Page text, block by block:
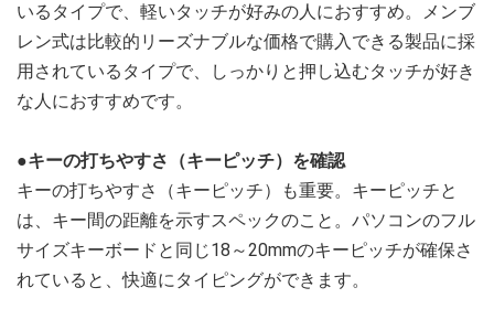
いるタイプで、軽いタッチが好みの人におすすめ。メンブ
レン式は比較的リーズナブルな価格で購入できる製品に採
用されているタイプで、しっかりと押し込むタッチが好き
な人におすすめです。
●キーの打ちやすさ（キーピッチ）を確認
キーの打ちやすさ（キーピッチ）も重要。キーピッチと
は、キー間の距離を示すスペックのこと。パソコンのフル
サイズキーボードと同じ18～20mmのキーピッチが確保さ
れていると、快適にタイピングができます。